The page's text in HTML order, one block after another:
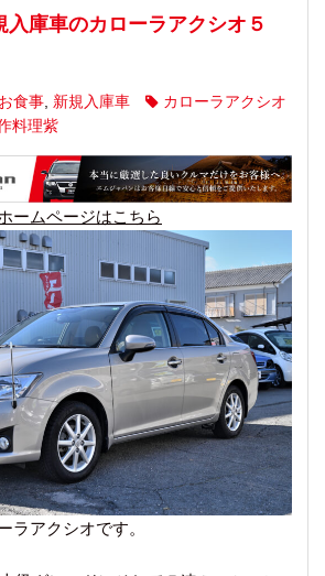
お食事 新規入庫車
カローラアクシオ
料理紫
ームページはこちら
ラアクシオです。